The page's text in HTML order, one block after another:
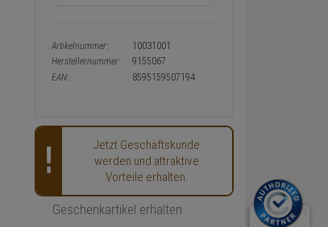
Artikelnummer:
10031001
Herstellernummer:
9155067
EAN:
8595159507194
Jetzt Geschäftskunde
werden und attraktive
Vorteile erhalten.
Geschenkartikel erhalten